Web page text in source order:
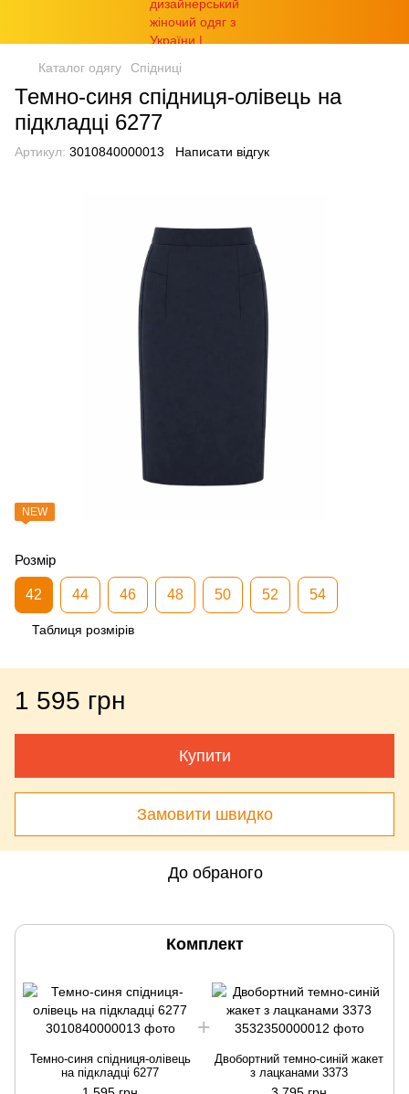
Каталог одягу Спідниці
Темно-синя спідниця-олівець на
підкладці 6277
Артикул: 3010840000013 Написати відгук
NEW
Розмір
42 44 46 48 50 52 54
Таблиця розмірів
1 595 грн
Купити
Замовити швидко
До обраного
Комплект
Темно-синя спідниця-олівець
на підкладці 6277
Двобортний темно-синій жакет
з лацканами 3373